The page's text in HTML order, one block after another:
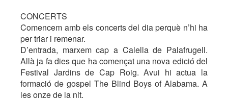
CONCERTS
Comencem amb els concerts del dia perquè n’hi ha
per triar i remenar.
D’entrada, marxem cap a Calella de Palafrugell.
Allà ja fa dies que ha començat una nova edició del
Festival Jardins de Cap Roig. Avui hi actua la
formació de gospel The Blind Boys of Alabama. A
les onze de la nit.